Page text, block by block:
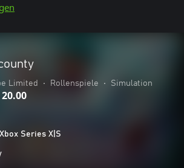
Limited • Rollenspiele • Simulation
20.00
Series X|S